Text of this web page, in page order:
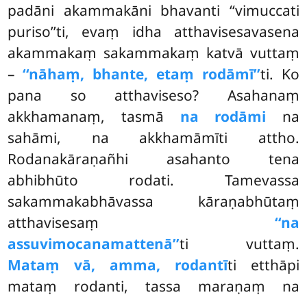
padāni akammakāni bhavanti ‘‘vimuccati
puriso’’ti, evaṃ idha atthavisesavasena
akammakaṃ sakammakaṃ katvā vuttaṃ
–‘‘nāhaṃ, bhante, etaṃ rodāmī’’ti. Ko
pana so atthaviseso? Asahanaṃ
akkhamanaṃ, tasmā na rodāmi na
sahāmi, na akkhamāmīti attho.
Rodanakāraṇañhi asahanto tena
abhibhūto rodati. Tamevassa
sakammakabhāvassa kāraṇabhūtaṃ
atthavisesaṃ ‘‘na
assuvimocanamattenā’’ti vuttaṃ.
Mataṃ vā, amma, rodantīti etthāpi
mataṃ rodanti, tassa maraṇaṃ na